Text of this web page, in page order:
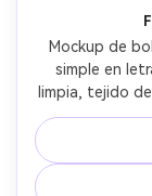
Mockup de
simple en
limpia, tejido
cuaderno, luz
35mm, foto